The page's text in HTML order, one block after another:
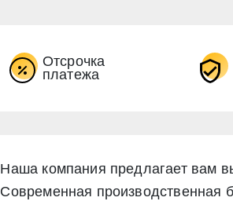
Отсрочка
платежа
Наша компания предлагает вам
Современная производственная